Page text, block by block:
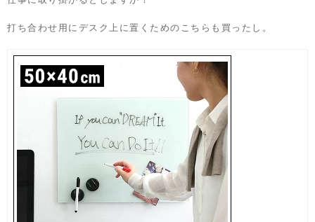
打ち合わせ用にデスク上に置くためのこちらも買ったし。